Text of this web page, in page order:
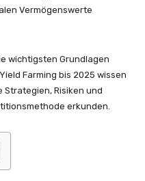
Vermögenswerte
wichtigsten Grundlagen
Farming bis 2025 wissen
Strategien, Risiken und
erkunden.